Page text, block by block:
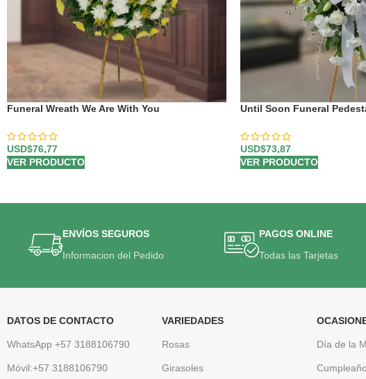
Funeral Wreath We Are With You
USD$76,77
VER PRODUCTO
Until Soon Funeral
USD$73,87
VER PRODUCTO
ENVÍOS SEGUROS
Informacion del Pedido
PAGOS ONLINE
Todas las Tarjetas
DATOS DE CONTACTO
WhatsApp +57 3188106790
Móvil:+57 3188106790
VARIEDADES
Rosas
Girasoles
Día de la